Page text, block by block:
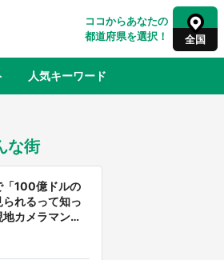
ココからあなたの
都道府県を選択！
全国
人気キーワード
な街
「100億ドルの
れるって知っ
カメラマンに
く光を捉える